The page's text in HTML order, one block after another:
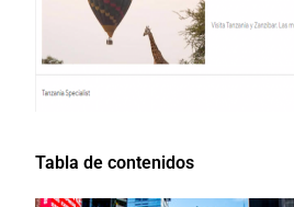
Tabla de contenidos